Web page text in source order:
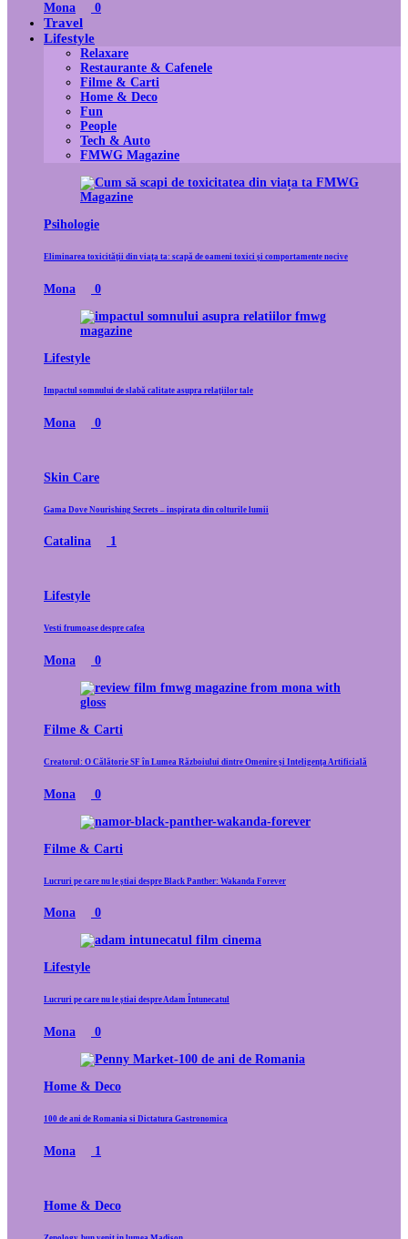
Mona 0
Travel
Lifestyle
Relaxare
Restaurante & Cafenele
Filme & Carti
Home & Deco
Fun
People
Tech & Auto
FMWG Magazine
Psihologie
Eliminarea toxicității din viața ta: scapă de oameni toxici și comportamente nocive
Mona 0
Lifestyle
Impactul somnului de slabă calitate asupra relațiilor tale
Mona 0
Skin Care
Gama Dove Nourishing Secrets – inspirata din colturile lumii
Catalina 1
Lifestyle
Vesti frumoase despre cafea
Mona 0
Filme & Carti
Creatorul: O Călătorie SF în Lumea Războiului dintre Omenire și Inteligența Artificială
Mona 0
Filme & Carti
Lucruri pe care nu le știai despre Black Panther: Wakanda Forever
Mona 0
Lifestyle
Lucruri pe care nu le știai despre Adam Întunecatul
Mona 0
Home & Deco
100 de ani de Romania si Dictatura Gastronomica
Mona 1
Home & Deco